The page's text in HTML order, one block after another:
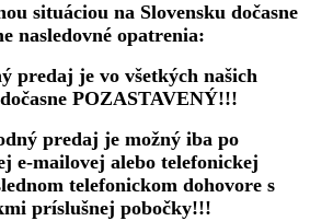
situáciou na Slovensku dočasne
nasledovné opatrenia:
predaj je vo všetkých našich
POZASTAVENÝ!!!
predaj je možný iba po
e-mailovej alebo telefonickej
telefonickom dohovore s
príslušnej pobočky!!!